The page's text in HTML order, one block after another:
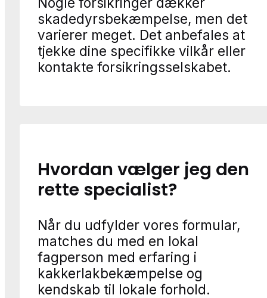
skadedyrsbekæmpelse, men det
varierer meget. Det anbefales at
tjekke dine specifikke vilkår eller
kontakte forsikringsselskabet.
Hvordan vælger jeg den
rette specialist?
Når du udfylder vores formular,
matches du med en lokal
fagperson med erfaring i
kakkerlakbekæmpelse og
kendskab til lokale forhold.